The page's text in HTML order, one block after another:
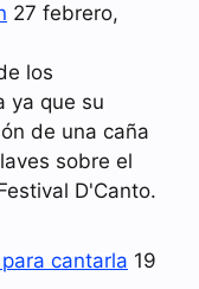
27 febrero,
los
ya que su
de una caña
sobre el
D'Canto.
cantarla 19